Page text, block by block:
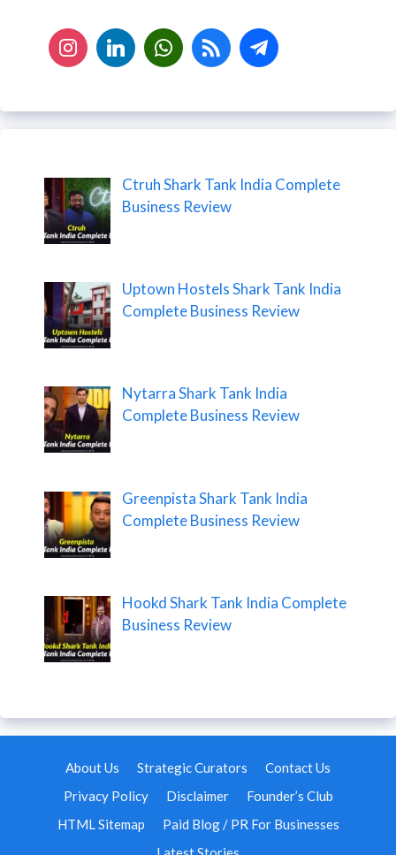
Ctruh Shark Tank India Complete
Business Review
Uptown Hostels Shark Tank India
Complete Business Review
Nytarra Shark Tank India
Complete Business Review
Greenpista Shark Tank India
Complete Business Review
Hookd Shark Tank India Complete
Business Review
About Us Strategic Curators
Contact Us
Privacy Policy
Disclaimer
Founder’s Club
HTML Sitemap
Paid Blog / PR For Businesses